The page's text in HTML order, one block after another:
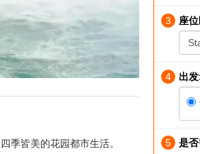
季皆美的花园都市生活。
3
座
4 出
5 是